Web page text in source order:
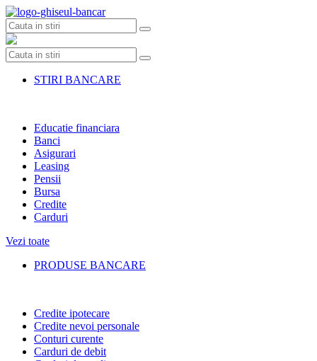
Skip
to
content
STIRI BANCARE
Educatie financiara
Banci
Asigurari
Leasing
Pensii
Bursa
Credite
Carduri
Vezi toate
PRODUSE BANCARE
Credite ipotecare
Credite nevoi personale
Conturi curente
Carduri de debit